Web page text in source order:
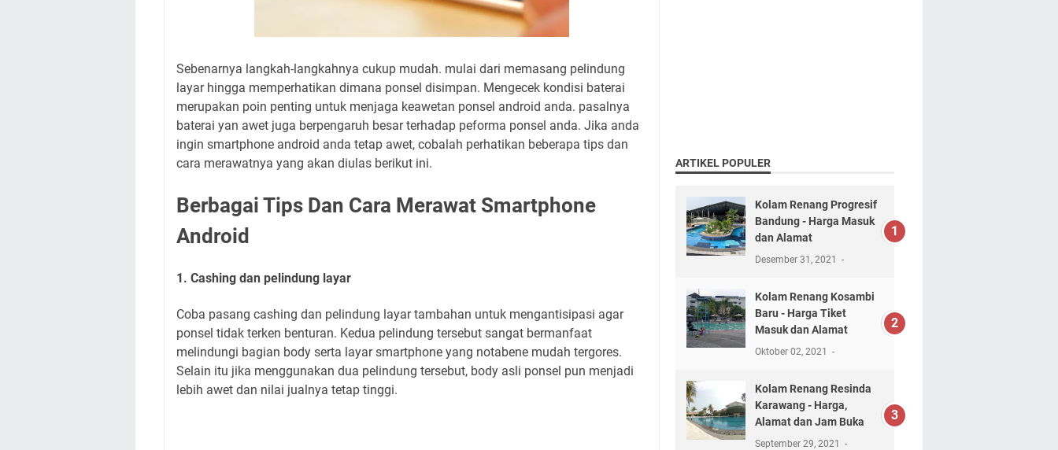
Sebenarnya langkah-langkahnya cukup mudah. mulai dari memasang pelindung
layar hingga memperhatikan dimana ponsel disimpan. Mengecek kondisi baterai
merupakan poin penting untuk menjaga keawetan ponsel android anda. pasalnya
baterai yan awet juga berpengaruh besar terhadap peforma ponsel anda. Jika anda
ingin smartphone android anda tetap awet, cobalah perhatikan beberapa tips dan
cara merawatnya yang akan diulas berikut ini.
Berbagai Tips Dan Cara Merawat Smartphone
Android
1. Cashing dan pelindung layar
Coba pasang cashing dan pelindung layar tambahan untuk mengantisipasi agar
ponsel tidak terken benturan. Kedua pelindung tersebut sangat bermanfaat
melindungi bagian body serta layar smartphone yang notabene mudah tergores.
Selain itu jika menggunakan dua pelindung tersebut, body asli ponsel pun menjadi
lebih awet dan nilai jualnya tetap tinggi.
ARTIKEL POPULER
Kolam Renang Progresif
Bandung - Harga Masuk
dan Alamat
Desember 31, 2021
Kolam Renang Kosambi
Baru - Harga Tiket
Masuk dan Alamat
Oktober 02, 2021
Kolam Renang Resinda
Karawang - Harga,
Alamat dan Jam Buka
September 29, 2021